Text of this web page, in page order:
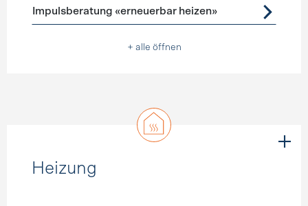
Impulsberatung «erneuerbar heizen»
+ alle öffnen
Heizung